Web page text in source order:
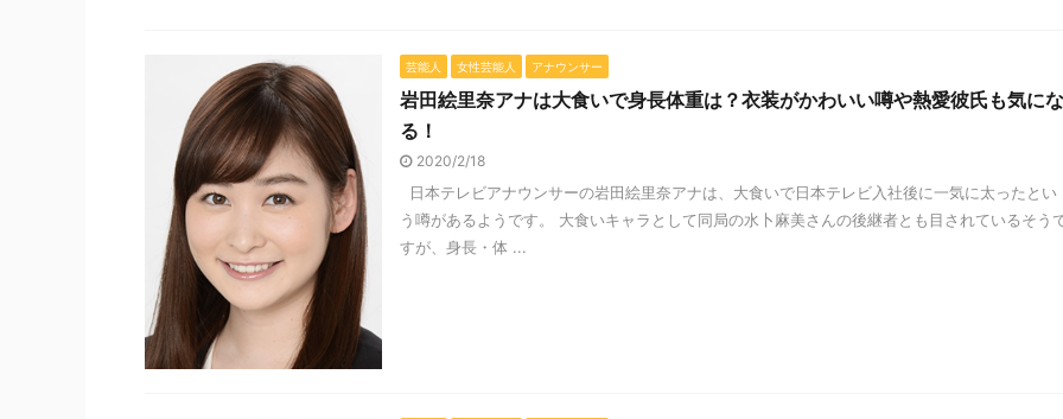
芸能人 女性芸能人 アナウンサー
岩田絵里奈アナは大食いで身長体重は？衣装がかわいい噂や熱愛彼氏も気にな
る！
2020/2/18
日本テレビアナウンサーの岩田絵里奈アナは、大食いで日本テレビ入社後に一気に太ったとい
う噂があるようです。 大食いキャラとして同局の水卜麻美さんの後継者とも目されているそう
すが、身長・体 ...